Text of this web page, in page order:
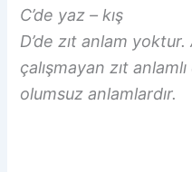
C’de yaz – kış
D’de zıt anlam yoktur.
çalışmayan zıt
olumsuz anlamlardır.